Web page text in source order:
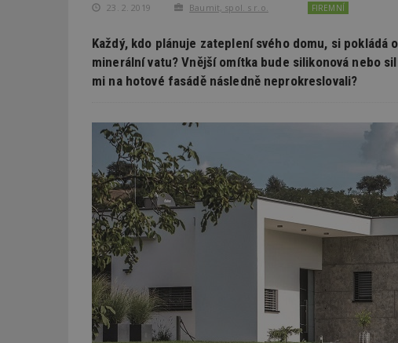
23. 2. 2019 Baumit, spol. s r.o. FIREMNÍ
Každý, kdo plánuje zateplení svého domu, si
minerální vatu? Vnější omítka bude silikonová nebo
mi na hotové fasádě následně neprokreslovali?